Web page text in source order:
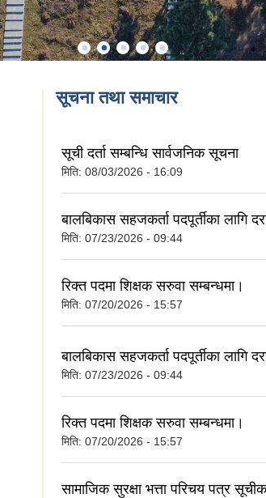
सूचना तथा समाचार
सूची दर्ता सम्बन्धि सार्वजनिक सूचना
मिति: 08/03/2026 - 16:09
बालबिकास सहजकर्ता पदपूर्तीका लागि
मिति: 07/23/2026 - 09:44
रिक्त पदमा शिक्षक सरुवा सम्बन्धमा।
मिति: 07/20/2026 - 15:57
बालबिकास सहजकर्ता पदपूर्तीका लागि
मिति: 07/23/2026 - 09:44
रिक्त पदमा शिक्षक सरुवा सम्बन्धमा।
मिति: 07/20/2026 - 15:57
सामाजिक सुरक्षा भत्ता परिचय पत्र